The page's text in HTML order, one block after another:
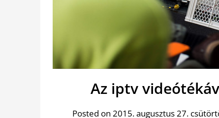
Az iptv
Posted on 2015. augusztus 27.